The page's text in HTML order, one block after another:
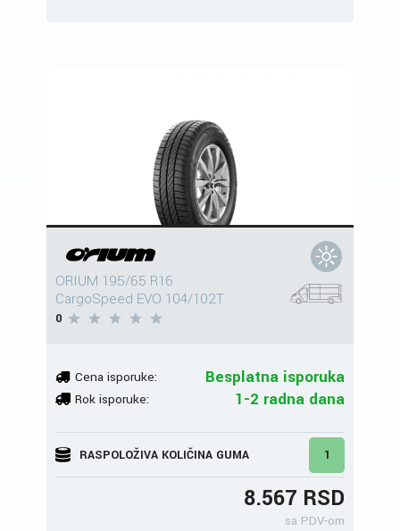
ORIUM 195/65 R16
CargoSpeed EVO 104/102T
0
Cena isporuke: Besplatna isporuka
Rok isporuke: 1-2 radna dana
RASPOLOŽIVA KOLIČINA GUMA 1
8.567 RSD
sa PDV-om